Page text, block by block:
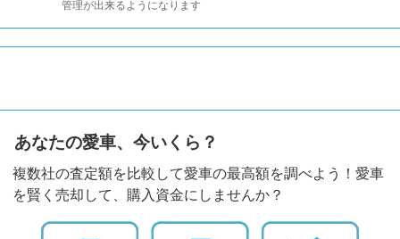
管理が出来るようになります
あなたの愛車、今いくら？
複数社の査定額を比較して愛車の最高額を調べよう！愛車
を賢く売却して、購入資金にしませんか？